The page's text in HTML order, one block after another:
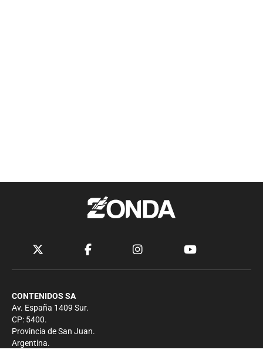
CONTENIDOS SA
Av. España 1409 Sur.
CP: 5400.
Provincia de San Juan.
Argentina.